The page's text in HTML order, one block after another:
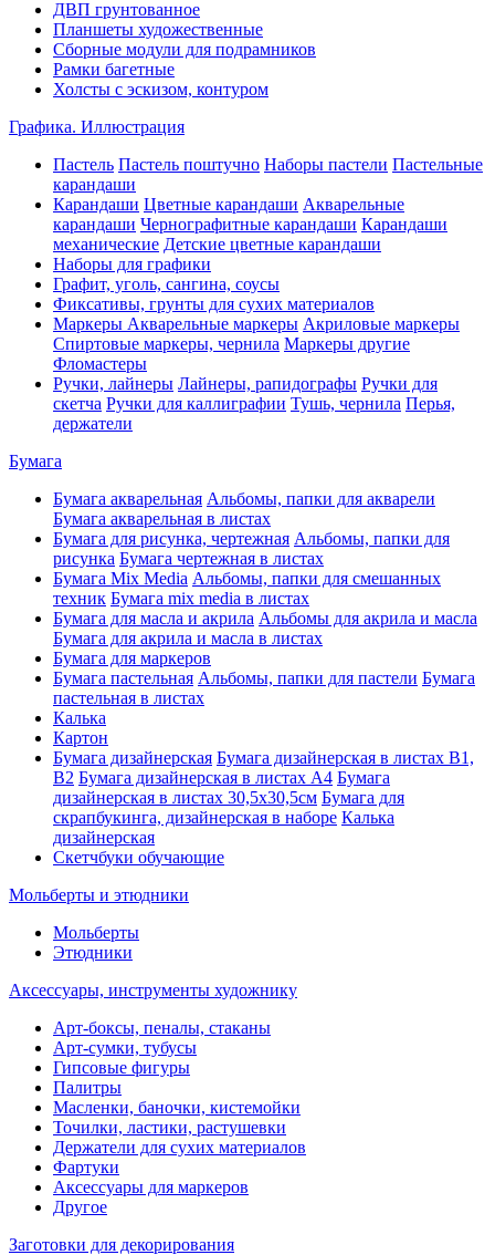
ДВП грунтованное
Планшеты художественные
Сборные модули для подрамников
Рамки багетные
Холсты c эскизом, контуром
Графика. Иллюстрация
Пастель Пастель поштучно Наборы пастели Пастельные
карандаши
Карандаши Цветные карандаши Акварельные
карандаши Чернографитные карандаши Карандаши
механические Детские цветные карандаши
Наборы для графики
Графит, уголь, сангина, соусы
Фиксативы, грунты для сухих материалов
Маркеры Акварельные маркеры Акриловые маркеры
Спиртовые маркеры, чернила Маркеры другие
Фломастеры
Ручки, лайнеры Лайнеры, рапидографы Ручки для
скетча Ручки для каллиграфии Тушь, чернила Перья,
держатели
Бумага
Бумага акварельная Альбомы, папки для акварели
Бумага акварельная в листах
Бумага для рисунка, чертежная Альбомы, папки для
рисунка Бумага чертежная в листах
Бумага Mix Media Альбомы, папки для смешанных
техник Бумага mix media в листах
Бумага для масла и акрила Альбомы для акрила и масла
Бумага для акрила и масла в листах
Бумага для маркеров
Бумага пастельная Альбомы, папки для пастели Бумага
пастельная в листах
Калька
Картон
Бумага дизайнерская Бумага дизайнерская в листах В1,
В2 Бумага дизайнерская в листах А4 Бумага
дизайнерская в листах 30,5х30,5см Бумага для
скрапбукинга, дизайнерская в наборе Калька
дизайнерская
Скетчбуки обучающие
Мольберты и этюдники
Мольберты
Этюдники
Аксессуары, инструменты художнику
Арт-боксы, пеналы, стаканы
Арт-сумки, тубусы
Гипсовые фигуры
Палитры
Масленки, баночки, кистемойки
Точилки, ластики, растушевки
Держатели для сухих материалов
Фартуки
Аксессуары для маркеров
Другое
Заготовки для декорирования